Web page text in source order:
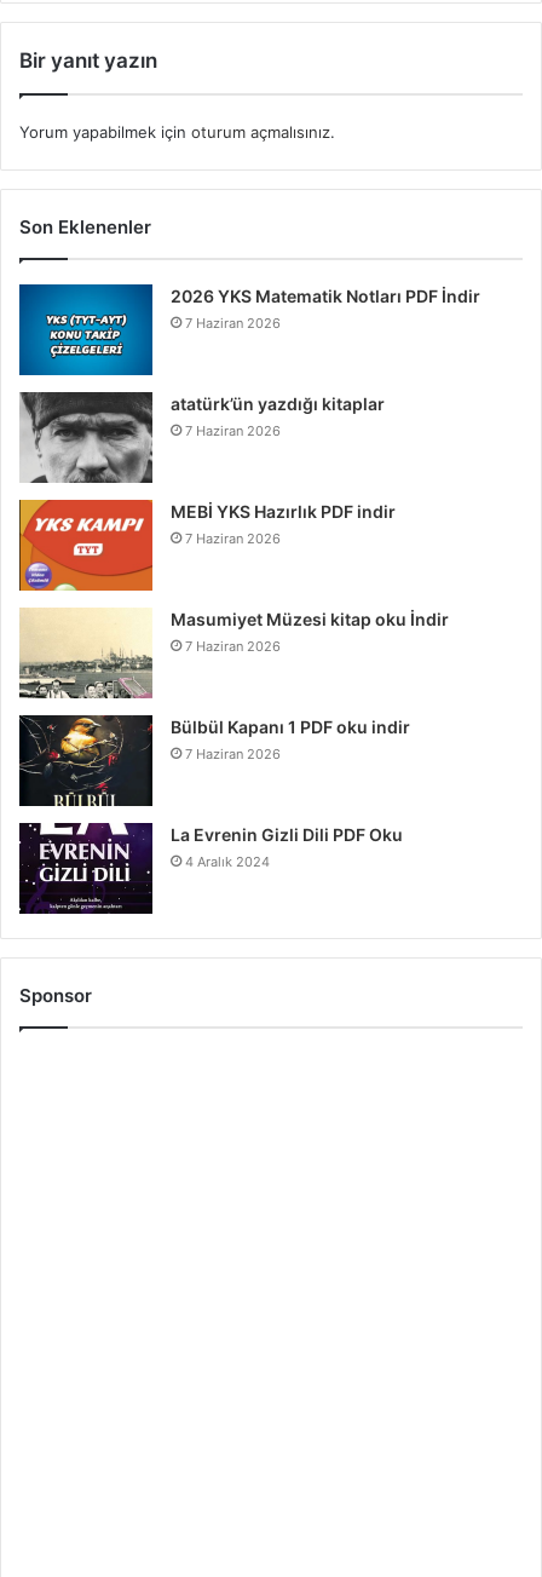
Bir yanıt yazın
Yorum yapabilmek için oturum açmalısınız.
Son Eklenenler
2026 YKS Matematik Notları PDF İndir
7 Haziran 2026
atatürk’ün yazdığı kitaplar
7 Haziran 2026
MEBİ YKS Hazırlık PDF indir
7 Haziran 2026
Masumiyet Müzesi kitap oku İndir
7 Haziran 2026
Bülbül Kapanı 1 PDF oku indir
7 Haziran 2026
La Evrenin Gizli Dili PDF Oku
4 Aralık 2024
Sponsor